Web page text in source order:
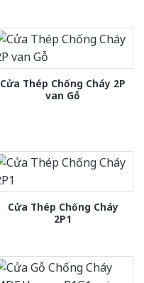
Cửa Thép Chống Cháy 2P
van Gỗ
Cửa Thép Chống Cháy
2P1